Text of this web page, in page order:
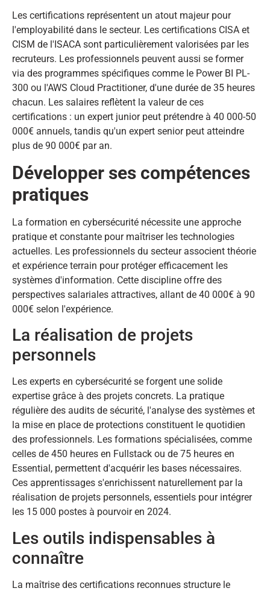
Les certifications représentent un atout majeur pour
l'employabilité dans le secteur. Les certifications CISA et
CISM de l'ISACA sont particulièrement valorisées par les
recruteurs. Les professionnels peuvent aussi se former
via des programmes spécifiques comme le Power BI PL-
300 ou l'AWS Cloud Practitioner, d'une durée de 35 heures
chacun. Les salaires reflètent la valeur de ces
certifications : un expert junior peut prétendre à 40 000-50
000€ annuels, tandis qu'un expert senior peut atteindre
plus de 90 000€ par an.
Développer ses compétences
pratiques
La formation en cybersécurité nécessite une approche
pratique et constante pour maîtriser les technologies
actuelles. Les professionnels du secteur associent théorie
et expérience terrain pour protéger efficacement les
systèmes d'information. Cette discipline offre des
perspectives salariales attractives, allant de 40 000€ à 90
000€ selon l'expérience.
La réalisation de projets
personnels
Les experts en cybersécurité se forgent une solide
expertise grâce à des projets concrets. La pratique
régulière des audits de sécurité, l'analyse des systèmes et
la mise en place de protections constituent le quotidien
des professionnels. Les formations spécialisées, comme
celles de 450 heures en Fullstack ou de 75 heures en
Essential, permettent d'acquérir les bases nécessaires.
Ces apprentissages s'enrichissent naturellement par la
réalisation de projets personnels, essentiels pour intégrer
les 15 000 postes à pourvoir en 2024.
Les outils indispensables à
connaître
La maîtrise des certifications reconnues structure le